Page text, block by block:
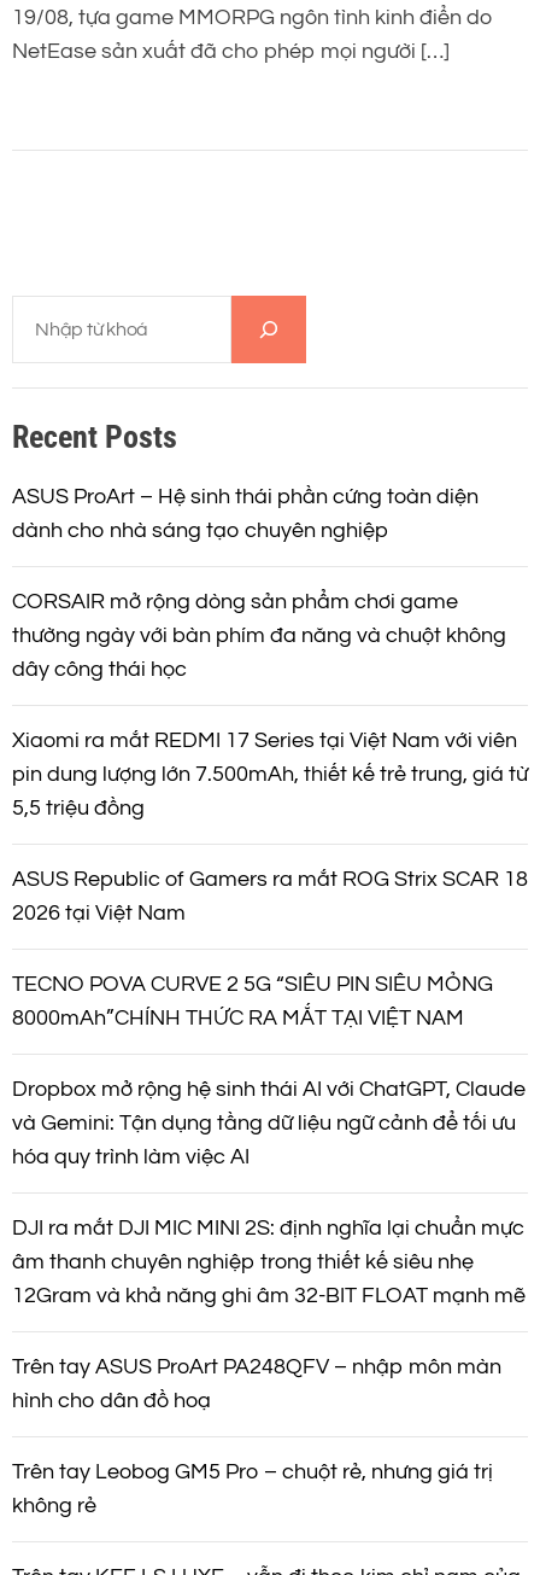
19/08, tựa game MMORPG ngôn tình kinh điển do
NetEase sản xuất đã cho phép mọi người […]
m
i
m
Recent Posts
ASUS ProArt – Hệ sinh thái phần cứng toàn diện
dành cho nhà sáng tạo chuyên nghiệp
CORSAIR mở rộng dòng sản phẩm chơi game
thường ngày với bàn phím đa năng và chuột không
dây công thái học
Xiaomi ra mắt REDMI 17 Series tại Việt Nam với viên
pin dung lượng lớn 7.500mAh, thiết kế trẻ trung, giá từ
5,5 triệu đồng
ASUS Republic of Gamers ra mắt ROG Strix SCAR 18
2026 tại Việt Nam
TECNO POVA CURVE 2 5G “SIÊU PIN SIÊU MỎNG
8000mAh”CHÍNH THỨC RA MẮT TẠI VIỆT NAM
Dropbox mở rộng hệ sinh thái AI với ChatGPT, Claude
và Gemini: Tận dụng tầng dữ liệu ngữ cảnh để tối ưu
hóa quy trình làm việc AI
DJI ra mắt DJI MIC MINI 2S: định nghĩa lại chuẩn mực
âm thanh chuyên nghiệp trong thiết kế siêu nhẹ
12Gram và khả năng ghi âm 32-BIT FLOAT mạnh mẽ
Trên tay ASUS ProArt PA248QFV – nhập môn màn
hình cho dân đồ hoạ
Trên tay Leobog GM5 Pro – chuột rẻ, nhưng giá trị
không rẻ